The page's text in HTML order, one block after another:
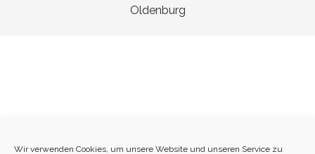
Wir verwenden Cookies, um unsere Website und unseren Service zu
Oldenburg